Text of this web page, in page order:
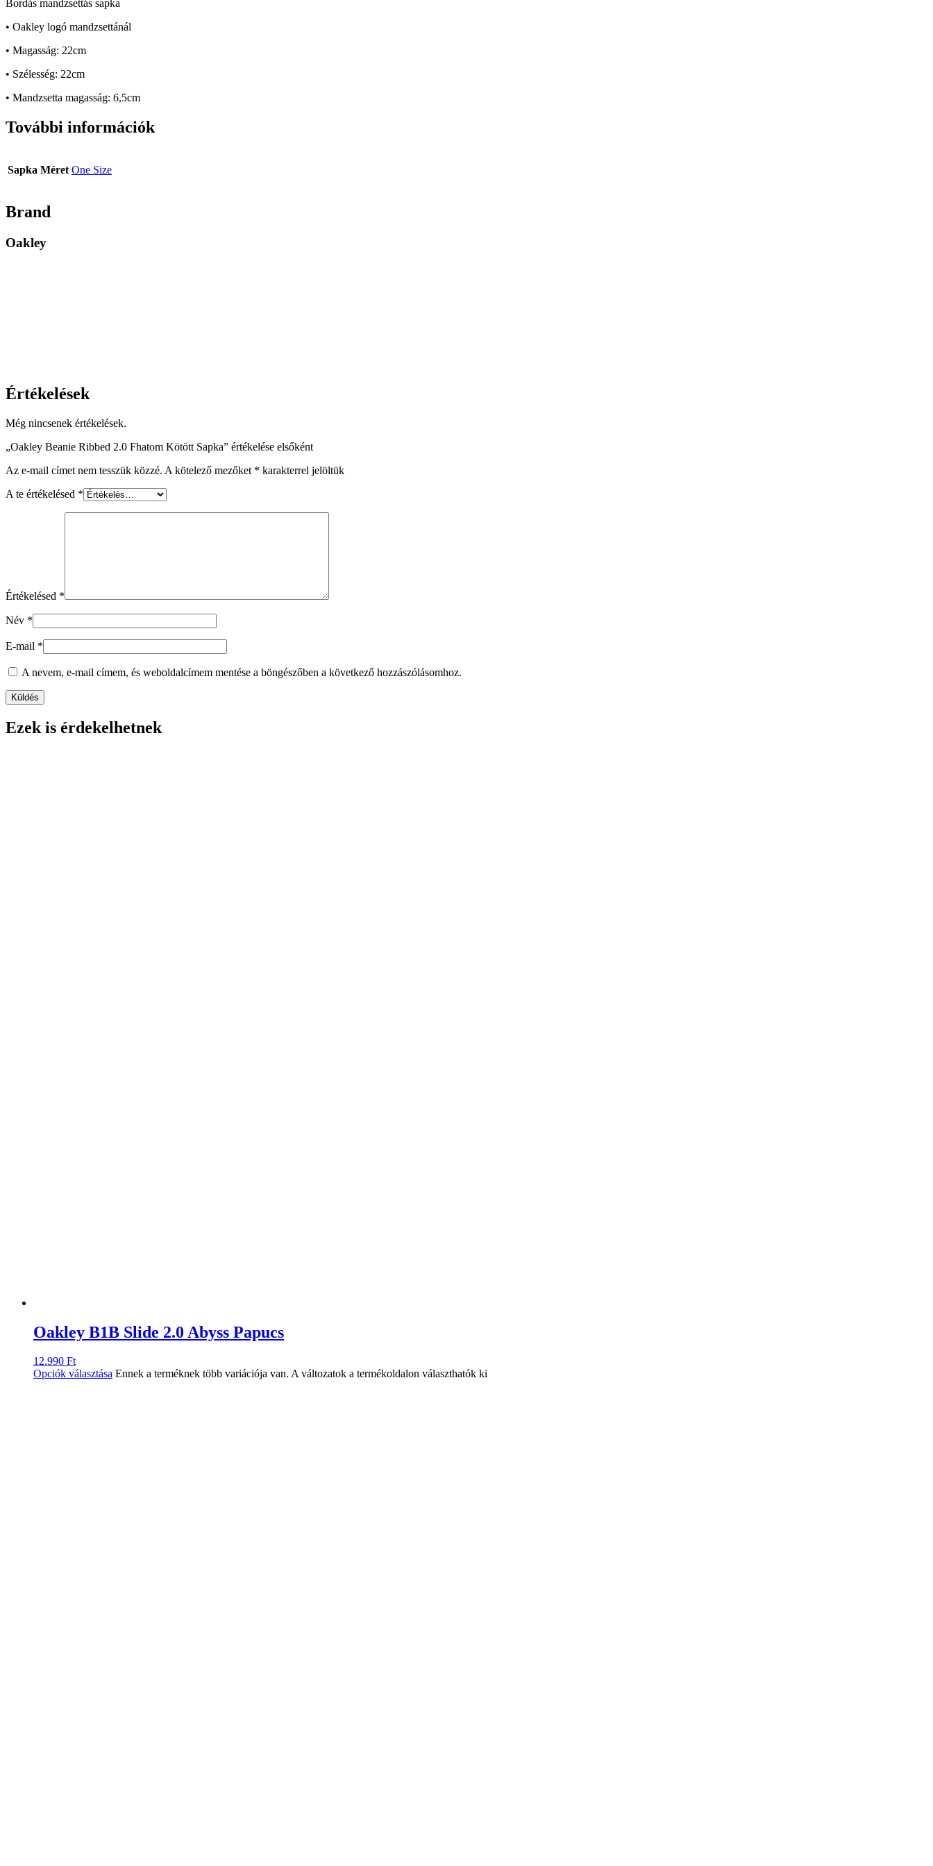
Bordás mandzsettás sapka
• Oakley logó mandzsettánál
• Magasság: 22cm
• Szélesség: 22cm
• Mandzsetta magasság: 6,5cm
További információk
Sapka Méret One Size
Brand
Oakley
Értékelések
Még nincsenek értékelések.
„Oakley Beanie Ribbed 2.0 Fhatom Kötött Sapka” értékelése elsőként
Az e-mail címet nem tesszük közzé. A kötelező mezőket * karakterrel jelöltük
A te értékelésed *
Értékelésed *
Név *
E-mail *
A nevem, e-mail címem, és weboldalcímem mentése a böngészőben a következő hozzászólásomhoz.
Ezek is érdekelhetnek
Oakley B1B Slide 2.0 Abyss Papucs
12.990 Ft
Opciók választása Ennek a terméknek több variációja van. A változatok a termékoldalon választhatók ki